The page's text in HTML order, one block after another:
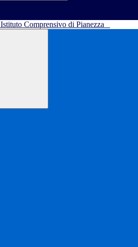
Istituto Comprensivo di Pianezza